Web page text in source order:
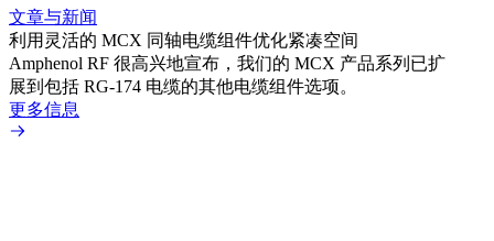
文章与新闻
利用灵活的 MCX 同轴电缆组件优化紧凑空间
Amphenol RF 很高兴地宣布，我们的 MCX 产品系列已扩
展到包括 RG-174 电缆的其他电缆组件选项。
更多信息